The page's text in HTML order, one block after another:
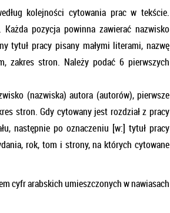
kolejności cytowania prac w tekście.
pozycja powinna zawierać nazwisko
tytuł pracy pisany małymi literami, nazwę
zakres stron. Należy podać 6 pierwszych
(nazwiska) autora (autorów), pierwsze
stron. Gdy cytowany jest rozdział z pracy
następnie po oznaczeniu [w:] tytuł pracy
rok, tom i strony, na których cytowane
cyfr arabskich umieszczonych w nawiasach